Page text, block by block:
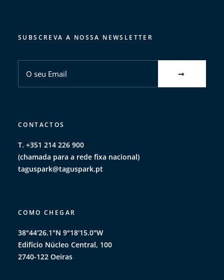
SUBSCREVA A NOSSA NEWSLETTER
CONTACTOS
T. +351 214 226 900
(chamada para a rede fixa nacional)
taguspark@taguspark.pt
COMO CHEGAR
38°44'26.1"N 9°18'15.0"W
Edifício Núcleo Central, 100
2740-122 Oeiras